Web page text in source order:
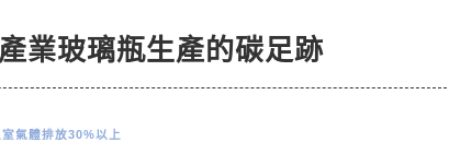
業玻璃瓶生產的碳足跡
氣體排放30%以上